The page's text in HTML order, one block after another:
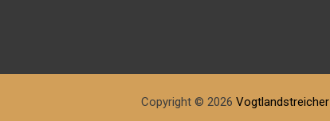
Copyright © 2026 Vogtlandstreicher